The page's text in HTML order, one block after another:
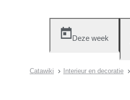
Deze week
Catawiki Interieur en decoratie